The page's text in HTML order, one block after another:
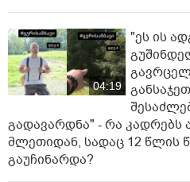
04:19
"ეს ის
გადავარდნა" - რა კადრებს
მლეთიდან, სადაც 12 წლის
გაუჩინარდა?